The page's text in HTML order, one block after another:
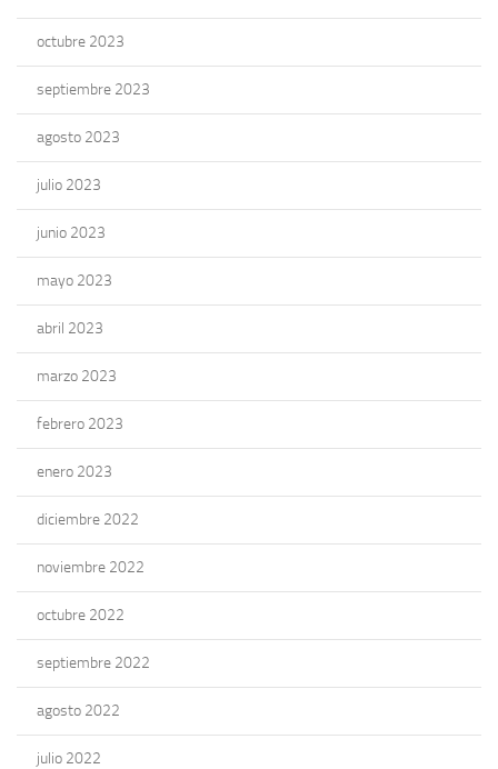
octubre 2023
septiembre 2023
agosto 2023
julio 2023
junio 2023
mayo 2023
abril 2023
marzo 2023
febrero 2023
enero 2023
diciembre 2022
noviembre 2022
octubre 2022
septiembre 2022
agosto 2022
julio 2022